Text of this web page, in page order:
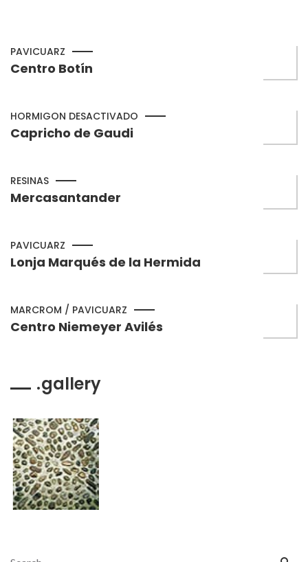
PAVICUARZ
Centro Botín
HORMIGON DESACTIVADO
Capricho de Gaudi
RESINAS
Mercasantander
PAVICUARZ
Lonja Marqués de la Hermida
MARCROM / PAVICUARZ
Centro Niemeyer Avilés
gallery